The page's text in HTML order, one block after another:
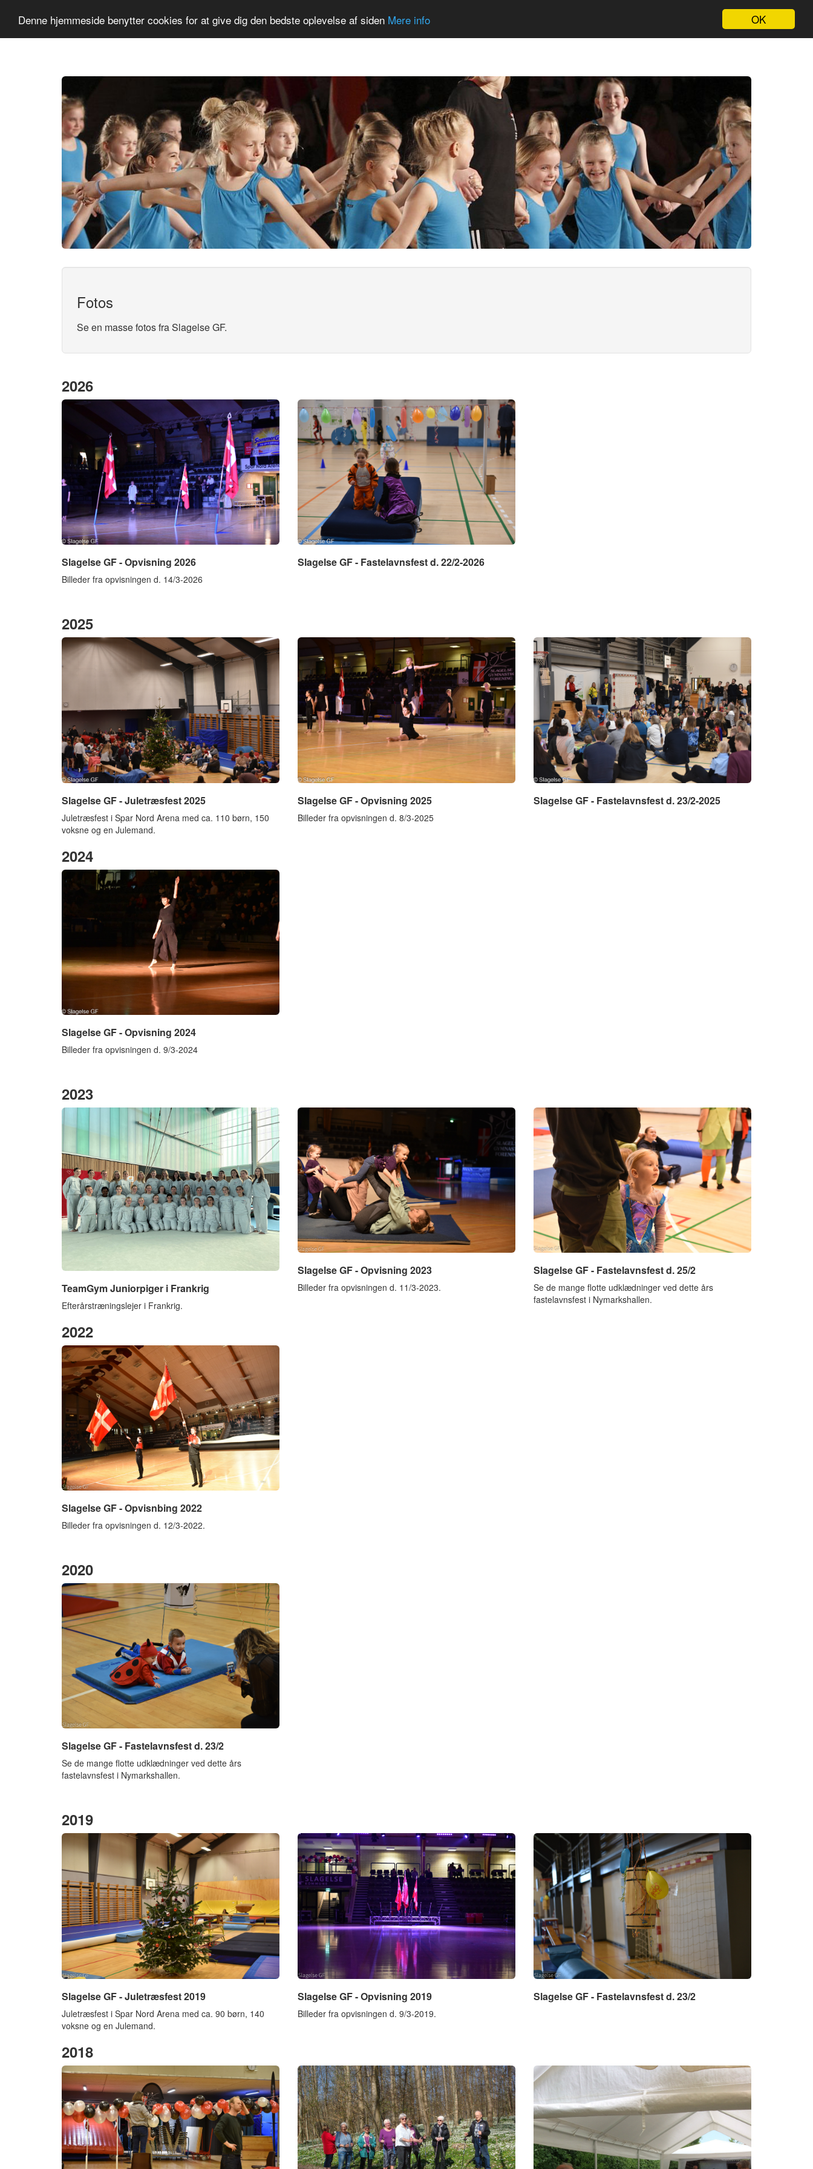
OK
Denne hjemmeside benytter cookies for at give dig den bedste oplevelse af siden Mere info
Slagelse GF Sæson 2026-2027 Nyheder Kalender
Fotos
Se en masse fotos fra Slagelse GF.
2026
Slagelse GF - Opvisning 2026
Billeder fra opvisningen d. 14/3-2026
Slagelse GF - Fastelavnsfest d. 22/2-2026
2025
Slagelse GF - Juletræsfest 2025
Juletræsfest i Spar Nord Arena med ca. 110 børn, 150
voksne og en Julemand.
Slagelse GF - Opvisning 2025
Billeder fra opvisningen d. 8/3-2025
Slagelse GF - Fastelavnsfest d. 23/2-2025
2024
Slagelse GF - Opvisning 2024
Billeder fra opvisningen d. 9/3-2024
2023
TeamGym Juniorpiger i Frankrig
Efterårstræningslejer i Frankrig.
Slagelse GF - Opvisning 2023
Billeder fra opvisningen d. 11/3-2023.
Slagelse GF - Fastelavnsfest d. 25/2
Se de mange flotte udklædninger ved dette års
fastelavnsfest i Nymarkshallen.
2022
Slagelse GF - Opvisnbing 2022
Billeder fra opvisningen d. 12/3-2022.
2020
Slagelse GF - Fastelavnsfest d. 23/2
Se de mange flotte udklædninger ved dette års
fastelavnsfest i Nymarkshallen.
2019
Slagelse GF - Juletræsfest 2019
Juletræsfest i Spar Nord Arena med ca. 90 børn, 140
voksne og en Julemand.
Slagelse GF - Opvisning 2019
Billeder fra opvisningen d. 9/3-2019.
Slagelse GF - Fastelavnsfest d. 23/2
2018